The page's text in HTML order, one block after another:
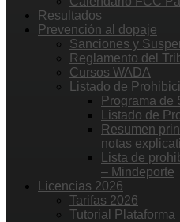
Resultados
Prevención al dopaje
Sanciones y
Reglamento del
Cursos WADA
Listado de
Programa de
Listado de
Resumen
notas
Lista de
– Mindeporte
Licencias 2026
Tarifas 2026
Tutorial Plataforma